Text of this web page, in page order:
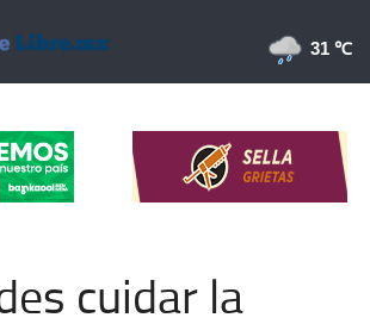
31 ℃
cuidar la